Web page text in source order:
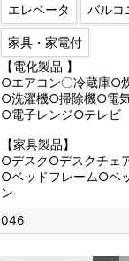
エレベータ バルコ
家具・家電付
【電化製品 】
○エアコン〇冷蔵庫○
○洗濯機○掃除機○電
○電子レンジ○テレビ
【家具製品】
○デスク○デスクチェ
○ベッドフレーム○ベ
ン
046